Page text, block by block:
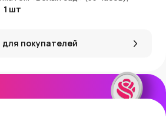
см, диаметр 7 см
романтичный, мягкий
— легкий цветочный букет
горение
свечу «Белый сад» можно в
1 шт
покупателей